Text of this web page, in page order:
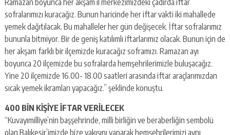
sofralarımızı kuracağız. Bunun haricinde her iftar vakti iki mahallede
yemek dağıtılacak. Bu mahalleler her gün değişecek. İftar sofralarımız
bununla bitmiyor. Bir de geniş katılımlı iftarlarımız olacak. Bunun için de
her akşam farklı bir ilçemizde kuracağız soframızı. Ramazan ayı
boyunca 20 ilçemizde bu sofralarda hemşehrilerimizle buluşacağız.
Yine 20 ilçemizde 16.00- 18.00 saatleri arasında iftar araçlarımızdan
sıcak yemek ikramları yapacağız.” şeklinde konuştu.
400 BİN KİŞİYE İFTAR VERİLECEK
“Kuvayımilliye’nin başşehrinde, milli birliğin ve beraberliğin sembolü
olan Balıkesir’imizde bize yakışını yaparak hemşehrilerimizi aynı